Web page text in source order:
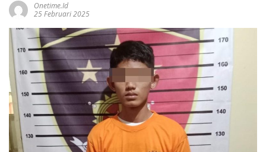
Onetime.id
25 Februari 2025